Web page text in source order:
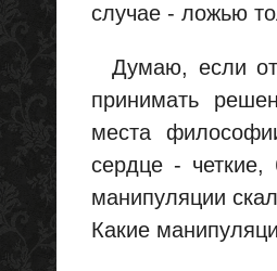
случае - ложью
Думаю, если
принимать
места
сердце -
манипуляции
Какие